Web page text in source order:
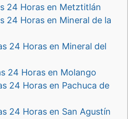
24 Horas en Metztitlán
24 Horas en Mineral de la
24 Horas en Mineral del
24 Horas en Molango
24 Horas en Pachuca de
24 Horas en San Agustín